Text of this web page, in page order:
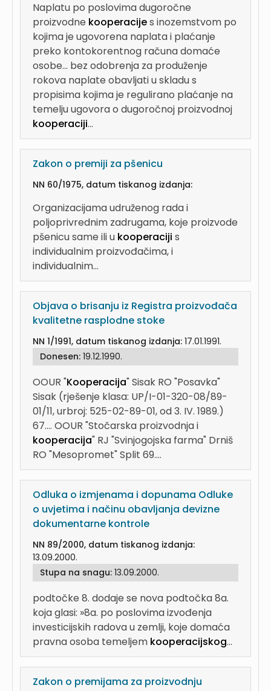
Naplatu po poslovima dugoročne
proizvodne kooperacijes inozemstvom po
kojima je ugovorena naplata i plaćanje
preko kontokorentnog računa domaće
osobe... bez odobrenja za produženje
rokova naplate obavljati u skladu s
propisima kojima je regulirano plaćanje na
temelju ugovora o dugoročnoj proizvodnoj
kooperaciji...
Zakon o premiji za pšenicu
NN 60/1975, datum tiskanog izdanja:
Organizacijama udruženog rada i
poljoprivrednim zadrugama, koje proizvode
pšenicu same ili u kooperaciji s
individualnim proizvođačima, i
individualnim...
Objava o brisanju iz Registra proizvođača
kvalitetne rasplodne stoke
NN 1/1991, datum tiskanog izdanja: 17.01.1991.
Donesen: 19.12.1990.
OOUR "Kooperacija" Sisak RO "Posavka"
Sisak (rješenje klasa: UP/I-01-320-08/89-
01/11, urbroj: 525-02-89-01, od 3. IV. 1989.)
67.... OOUR "Stočarska proizvodnja i
kooperacija" RJ "Svinjogojska farma" Drniš
RO "Mesopromet" Split 69....
Odluka o izmjenama i dopunama Odluke
o uvjetima i načinu obavljanja devizne
dokumentarne kontrole
NN 89/2000, datum tiskanog izdanja:
13.09.2000.
Stupa na snagu: 13.09.2000.
podtočke 8. dodaje se nova podtočka 8a.
koja glasi: »8a. po poslovima izvođenja
investicijskih radova u zemlji, koje domaća
pravna osoba temeljem kooperacijskog...
Zakon o premijama za proizvodnju